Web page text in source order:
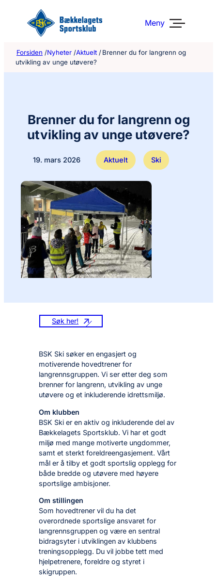
Meny
Forsiden /Nyheter /Aktuelt /Brenner du for langrenn og
utvikling av unge utøvere?
Brenner du for langrenn og
utvikling av unge utøvere?
19. mars 2026 Aktuelt Ski
Søk her!
BSK Ski søker en engasjert og
motiverende hovedtrener for
langrennsgruppen. Vi ser etter deg som
brenner for langrenn, utvikling av unge
utøvere og et inkluderende idrettsmiljø.
Om klubben
BSK Ski er en aktiv og inkluderende del av
Bækkelagets Sportsklub. Vi har et godt
miljø med mange motiverte ungdommer,
samt et sterkt foreldreengasjement. Vårt
mål er å tilby et godt sportslig opplegg for
både bredde og utøvere med høyere
sportslige ambisjoner.
Om stillingen
Som hovedtrener vil du ha det
overordnede sportslige ansvaret for
langrennsgruppen og være en sentral
bidragsyter i utviklingen av klubbens
treningsopplegg. Du vil jobbe tett med
hjelpetrenere, foreldre og styret i
skigruppen.